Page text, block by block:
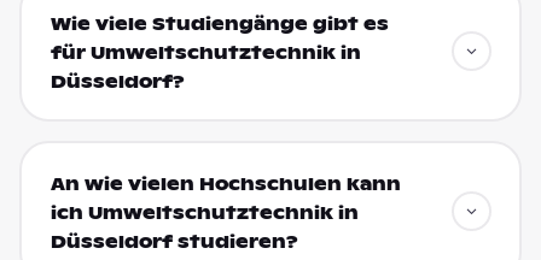
Wie viele Studiengänge gibt es
für Umweltschutztechnik in
Düsseldorf?
An wie vielen Hochschulen kann
ich Umweltschutztechnik in
Düsseldorf studieren?